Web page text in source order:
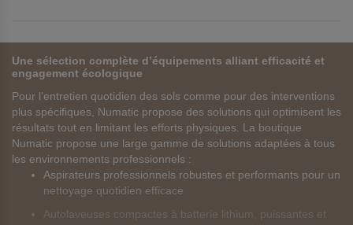
Une sélection complète d’équipements alliant efficacité et
engagement écologique
Pour l’entretien quotidien des sols comme pour des interventions
plus spécifiques, Numatic propose des solutions qui optimisent les
résultats tout en limitant les efforts physiques. La boutique
Numatic propose une large gamme de solutions adaptées à tous
les environnements professionnels :
Aspirateurs professionnels robustes et performants pour un
nettoyage quotidien efficace
Autolaveuses compactes à batterie lithium, puissantes et